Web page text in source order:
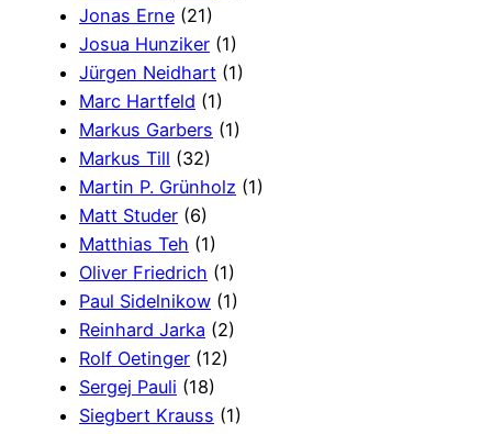
Jonas Erne (21)
Josua Hunziker (1)
Jürgen Neidhart (1)
Marc Hartfeld (1)
Markus Garbers (1)
Markus Till (32)
Martin P. Grünholz (1)
Matt Studer (6)
Matthias Teh (1)
Oliver Friedrich (1)
Paul Sidelnikow (1)
Reinhard Jarka (2)
Rolf Oetinger (12)
Sergej Pauli (18)
Siegbert Krauss (1)